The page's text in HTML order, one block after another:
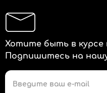
Хотите быть в курсе
Подпишитесь на